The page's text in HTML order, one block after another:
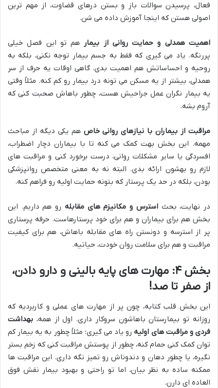
فعال، پرسیدن سوالات باز و بستن درهای قضاوت، از مهم ترین
اصولی هستن که اینجا آموزش داده می شن.
اهمیت همدلی و حمایت روانی از بیمار هم تو این فصل خیلی
پررنگه. یاد می گیری که فقط به جسم بیمار توجه نکنی، بلکه به
روحیه و احساساتش هم اهمیت بدی. گاهی اوقات یه حرف از سر
همدلی، بیشتر از یه مسکن می تونه درد بیمار رو کم کنه. مثلاً وقتی
یه بیمار نگران عمل جراحیش هست، چطور باهاش صحبت کنی که
آروم بشه.
مراقبت از بیماران با نیازهای روانی خاص هم یکی دیگه از مباحث
مهمه. این بخش بهت کمک می کنه تا با بیماران دچار اضطراب،
افسردگی یا سایر مشکلات روانی، درست برخورد کنی و مراقبت های
لازم رو بهشون ارائه بدی. البته نه به معنی متخصص روانپزشکی
بودن، بلکه در حد یک پرستار که بتونه حمایت اولیه رو فراهم کنه.
در نهایت، بحثاسترس و مکانیزم های مقابله رو هم داریم. این
بخش هم برای بیماران و هم برای خود پرستارهاست. حرفه پرستاری
پر از استرسه و دونستن راه های مقابله باهاش، هم برای کیفیت
مراقبت و هم برای سلامت روان خودت، حیاتیه.
بخش ۴: مهارت های پایه بالینی و دارو دادن،
از صفر تا صد!
این بخش قلب کتابه، چون پر از مهارت های عملی و کاربردیه که
روزانه تو بیمارستان باهاشون سروکار داری. اول از همه، بهداشت
فردی و مراقبت های اولیه رو یاد می گیری؛ مثلاً چطور به یه بیمار کم
توان کمک کنی حمام کنه، چطور از پوستش مراقبت کنی که زخم بستر
نگیره، یا چطور دهان و دندوناش رو تمیز نگه داری. این مراقبت ها
ممکنه ساده به نظر بیان، اما تو راحتی و بهبود بیمار نقش فوق
العاده ای دارن.